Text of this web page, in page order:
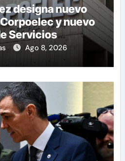
designa nuevo
y nuevo
Servicios
Ago 8, 2026